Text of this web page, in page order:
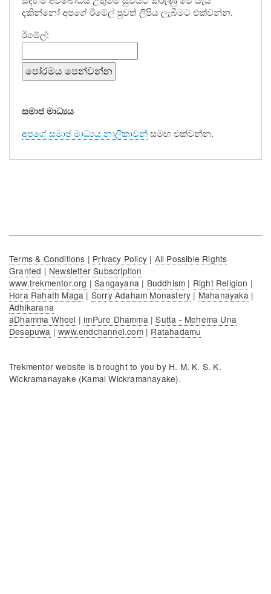
රාජගිරියේ
අරියඥාණ
මහලු
පැවිද්දාව
කරමින්
ස්වකීය
මෝඩකම
දකින්නෝ අපගේ ඊමේල් පුවත් ලිපිය ලැබීමට එක්වන්න.
ඊමේල්:
සමාජ මාධ්‍යය
අපගේ සමාජ මාධ්‍යය නාලිකාවන්සමඟ එක්වන්න.
Terms & Conditions | Privacy Policy | All Possible Rights
Granted | Newsletter Subscription
www.trekmentor.org |Sangayana | Buddhism | Right Religion |
Hora Rahath Maga | Sorry Adaham Monastery | Mahanayaka |
Adhikarana
aDhamma Wheel |imPure Dhamma |Sutta - Mehema Una
Desapuwa |www.endchannel.com| Ratahadamu
Trekmentor website is brought to you by H. M. K. S. K.
Wickramanayake (Kamal Wickramanayake).